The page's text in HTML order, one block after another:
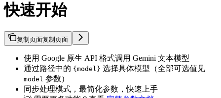
快速开始
复制页面复制页面
使用 Google 原生 API 格式调用 Gemini 文本模型
通过路径中的 {model} 选择具体模型（全部可选值见
model 参数）
同步处理模式，最简化参数，快速上手